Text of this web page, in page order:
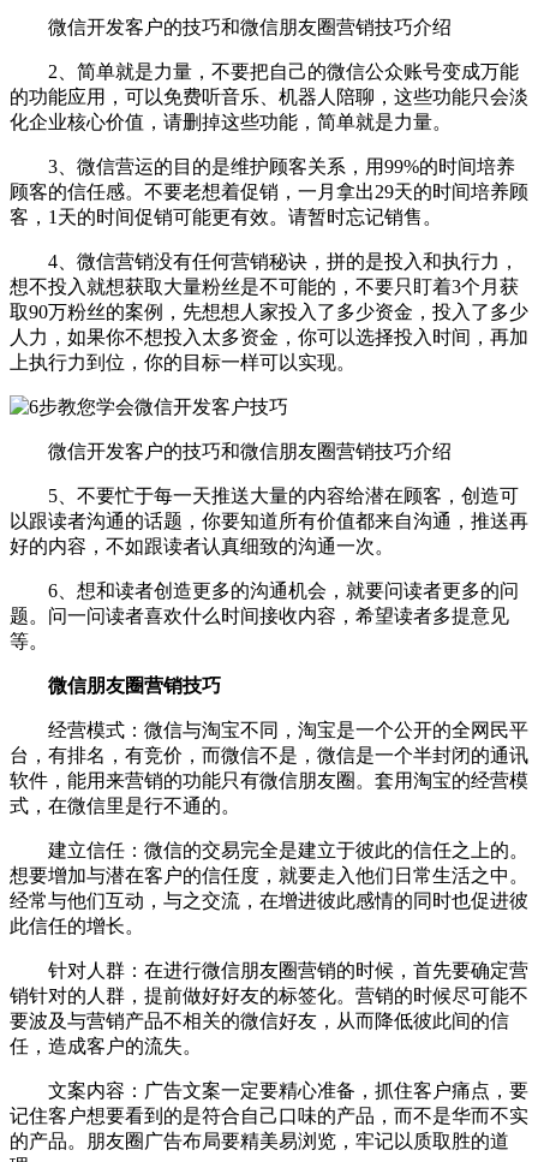
微信开发客户的技巧和微信朋友圈营销技巧介绍
2、简单就是力量，不要把自己的微信公众账号变成万能
的功能应用，可以免费听音乐、机器人陪聊，这些功能只会淡
化企业核心价值，请删掉这些功能，简单就是力量。
3、微信营运的目的是维护顾客关系，用99%的时间培养
顾客的信任感。不要老想着促销，一月拿出29天的时间培养顾
客，1天的时间促销可能更有效。请暂时忘记销售。
4、微信营销没有任何营销秘诀，拼的是投入和执行力，
想不投入就想获取大量粉丝是不可能的，不要只盯着3个月获
取90万粉丝的案例，先想想人家投入了多少资金，投入了多少
人力，如果你不想投入太多资金，你可以选择投入时间，再加
上执行力到位，你的目标一样可以实现。
微信开发客户的技巧和微信朋友圈营销技巧介绍
5、不要忙于每一天推送大量的内容给潜在顾客，创造可
以跟读者沟通的话题，你要知道所有价值都来自沟通，推送再
好的内容，不如跟读者认真细致的沟通一次。
6、想和读者创造更多的沟通机会，就要问读者更多的问
题。问一问读者喜欢什么时间接收内容，希望读者多提意见
等。
微信朋友圈营销技巧
经营模式：微信与淘宝不同，淘宝是一个公开的全网民平
台，有排名，有竞价，而微信不是，微信是一个半封闭的通讯
软件，能用来营销的功能只有微信朋友圈。套用淘宝的经营模
式，在微信里是行不通的。
建立信任：微信的交易完全是建立于彼此的信任之上的。
想要增加与潜在客户的信任度，就要走入他们日常生活之中。
经常与他们互动，与之交流，在增进彼此感情的同时也促进彼
此信任的增长。
针对人群：在进行微信朋友圈营销的时候，首先要确定营
销针对的人群，提前做好好友的标签化。营销的时候尽可能不
要波及与营销产品不相关的微信好友，从而降低彼此间的信
任，造成客户的流失。
文案内容：广告文案一定要精心准备，抓住客户痛点，要
记住客户想要看到的是符合自己口味的产品，而不是华而不实
的产品。朋友圈广告布局要精美易浏览，牢记以质取胜的道